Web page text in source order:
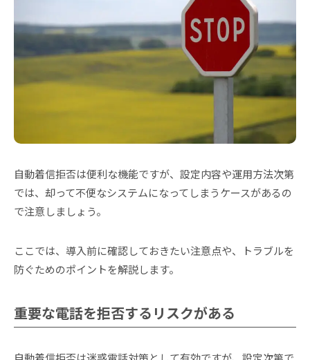
自動着信拒否は便利な機能ですが、設定内容や運用方法次第
では、却って不便なシステムになってしまうケースがあるの
で注意しましょう。
ここでは、導入前に確認しておきたい注意点や、トラブルを
防ぐためのポイントを解説します。
重要な電話を拒否するリスクがある